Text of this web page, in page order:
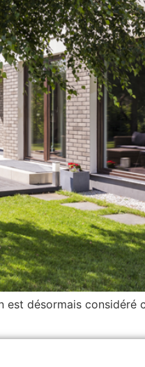
désormais considéré